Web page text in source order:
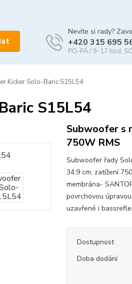
Nevíte si rady?
+420 315 695
PO-PÁ / 9-17 hod,
Kicker Solo-Baric S15L54
S15L54
Subwoofer s
750W RMS
Subwoofer řady
34.9 cm, zatížení
membrána-
povrchovou
uzavřené i
Dostupnost
Doba dodání